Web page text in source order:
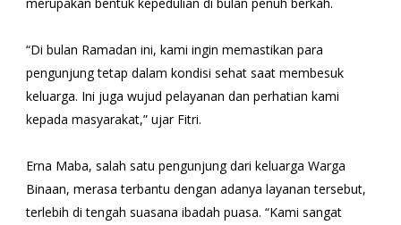
“Di bulan Ramadan ini, kami ingin memastikan para
pengunjung tetap dalam kondisi sehat saat membesuk
keluarga. Ini juga wujud pelayanan dan perhatian kami
kepada masyarakat,” ujar Fitri.
Erna Maba, salah satu pengunjung dari keluarga Warga
Binaan, merasa terbantu dengan adanya layanan tersebut,
terlebih di tengah suasana ibadah puasa. “Kami sangat